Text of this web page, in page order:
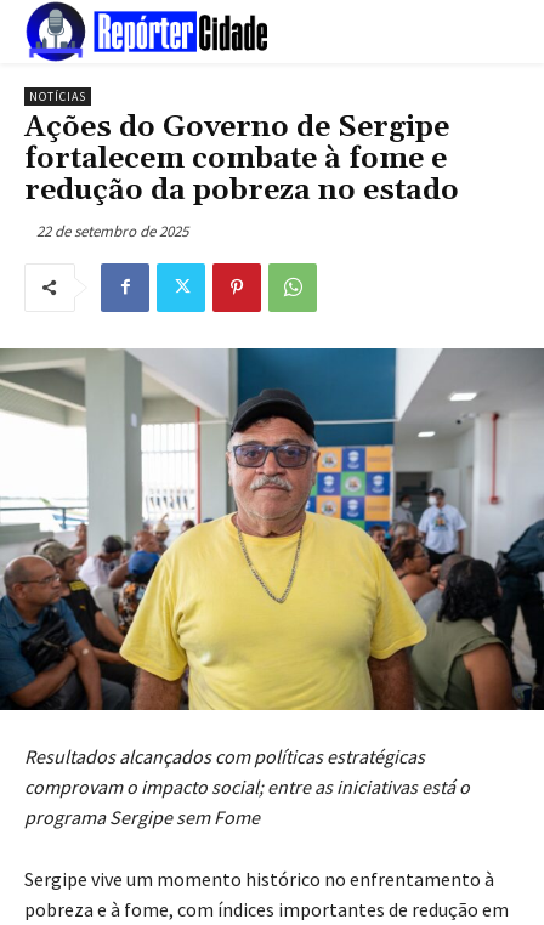
NOTÍCIAS
Ações do Governo de Sergipe
fortalecem combate à fome e
redução da pobreza no estado
22 de setembro de 2025
Resultados alcançados com políticas estratégicas
comprovam o impacto social; entre as iniciativas está o
programa Sergipe sem Fome
Sergipe vive um momento histórico no enfrentamento à
pobreza e à fome, com índices importantes de redução em